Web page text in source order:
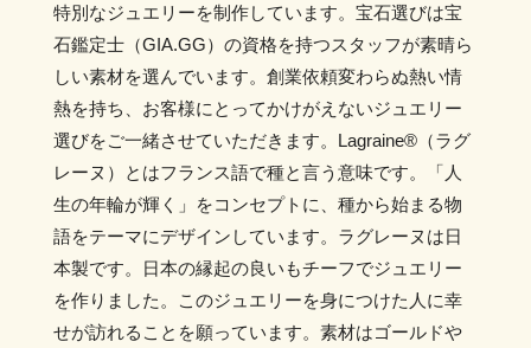
特別なジュエリーを制作しています。宝石選びは宝
石鑑定士（GIA.GG）の資格を持つスタッフが素晴ら
しい素材を選んでいます。創業依頼変わらぬ熱い情
熱を持ち、お客様にとってかけがえないジュエリー
選びをご一緒させていただきます。Lagraine®︎（ラグ
レーヌ）とはフランス語で種と言う意味です。「人
生の年輪が輝く」をコンセプトに、種から始まる物
語をテーマにデザインしています。ラグレーヌは日
本製です。日本の縁起の良いもチーフでジュエリー
を作りました。このジュエリーを身につけた人に幸
せが訪れることを願っています。素材はゴールドや